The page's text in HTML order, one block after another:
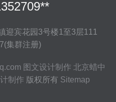
迎宾花园3号楼1至3层111
集群注册)
图文设计制作 北京蜡中
制作 版权所有 Sitemap